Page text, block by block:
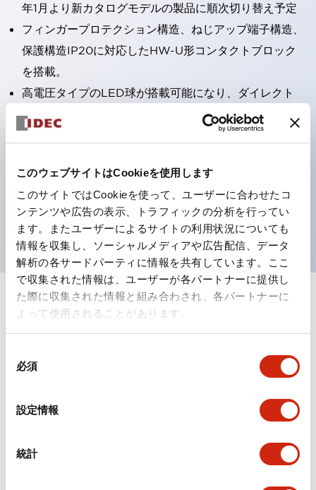
このウェブサイトはCookieを使用します
このサイトではCookieを使って、ユーザーに合わせたコ
ンテンツや広告の表示、トラフィックの分析を行ってい
ます。またユーザーによるサイトの利用状況についても
情報を収集し、ソーシャルメディアや広告配信、データ
解析の各サードパーティに情報を共有しています。ここ
で収集された情報は、ユーザーが各パートナーに提供し
た際に収集された情報と組み合わされ、各パートナーに
よって使用されることがあります。
必須
設定情報
統計
年1月より新カタログモデルの製品に順次切り替え予定
フィンガープロテクション構造、ねじアップ端子構造、
保護構造IP20に対応したHW-U形コンタクトブロック
を搭載。
高電圧タイプのLED球が搭載可能になり、ダイレクト
タイプの定格使用電圧が最大240Vまで対応可能になり
ました。
で色ごとに分かれていたLED球を、1色のLED球で各色
を表現できるようにしました。
UL、CSA、TÜV、CCC認証品。
仕様
電気的仕様(照光部定格)
環境仕様
機能仕様